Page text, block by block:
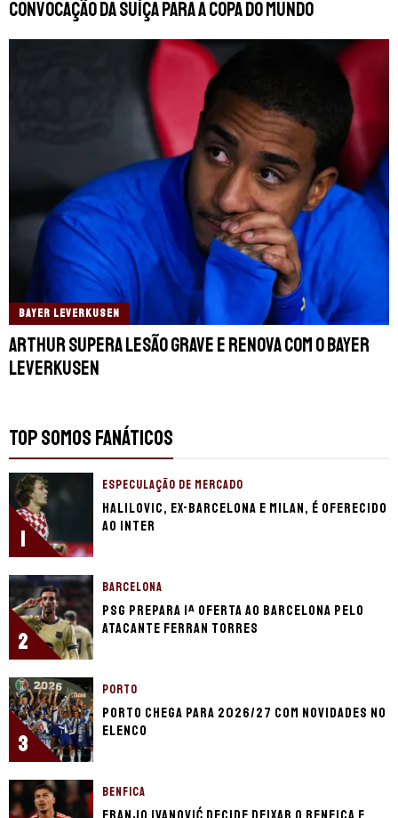
Convocação da Suíça para a Copa do Mundo
BAYER LEVERKUSEN
Arthur supera lesão grave e renova com o Bayer
Leverkusen
TOP SOMOS FANÁTICOS
1
ESPECULAÇÃO DE MERCADO
Halilovic, ex-Barcelona e Milan, é oferecido
ao Inter
2
BARCELONA
PSG prepara 1ª oferta ao Barcelona pelo
atacante Ferran Torres
3
PORTO
Porto chega para 2026/27 com novidades no
elenco
BENFICA